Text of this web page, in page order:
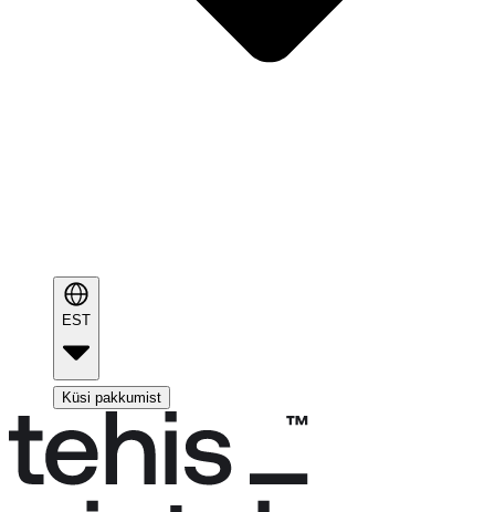
EST
Küsi pakkumist